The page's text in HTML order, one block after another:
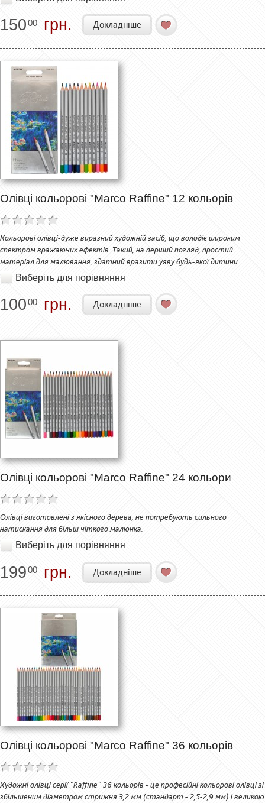
15000 грн. Докладніше
Олівці кольорові "Marco Raffine" 12 кольорів
Кольорові олівці-дуже виразний художній засіб, що володіє широким
спектром вражаючих ефектів. Такий, на перший погляд, простий
матеріал для малювання, здатний вразити уяву будь-якої дитини.
Виберіть для порівняння
10000 грн. Докладніше
Олівці кольорові "Marco Raffine" 24 кольори
Олівці виготовлені з якісного дерева, не потребують сильного
натискання для більш чіткого малюнка.
Виберіть для порівняння
19900 грн. Докладніше
Олівці кольорові "Marco Raffine" 36 кольорів
Художні олівці серії "Raffine" 36 кольорів - це професійні кольорові олівці зі
збільшеним діаметром стрижня 3,2 мм (стандарт - 2,5-2,9 мм) і великою